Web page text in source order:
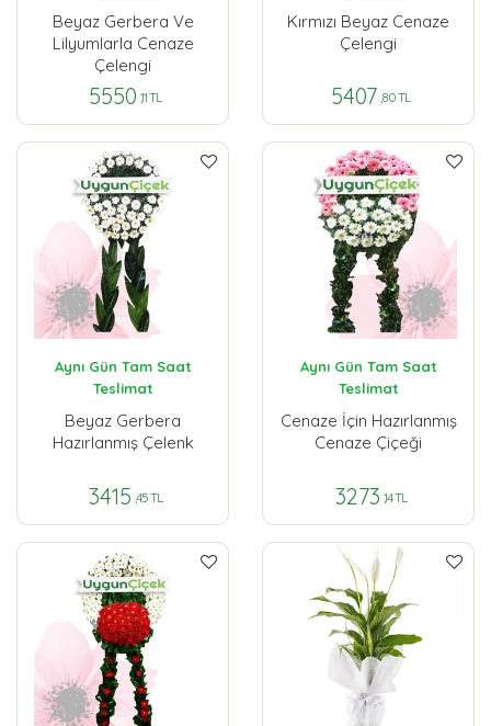
Beyaz Gerbera Ve
Lilyumlarla Cenaze
Çelengi
5550 ,11 TL
Kırmızı Beyaz Cenaze
Çelengi
5407 ,80 TL
Aynı Gün Tam Saat
Teslimat
Beyaz Gerbera
Hazırlanmış Çelenk
3415 ,45 TL
Aynı Gün Tam Saat
Teslimat
Cenaze İçin Hazırlanmış
Cenaze Çiçeği
3273 ,14 TL